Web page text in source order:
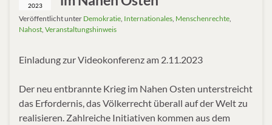
2023
Veröffentlicht unter Demokratie Internationales Menschenrechte
Nahost Veranstaltungshinweis
Einladung zur Videokonferenz am 2.11.2023
Der neu entbrannte Krieg im Nahen Osten unterstreicht
das Erfordernis, das Völkerrecht überall auf der Welt zu
realisieren. Zahlreiche Initiativen kommen aus dem